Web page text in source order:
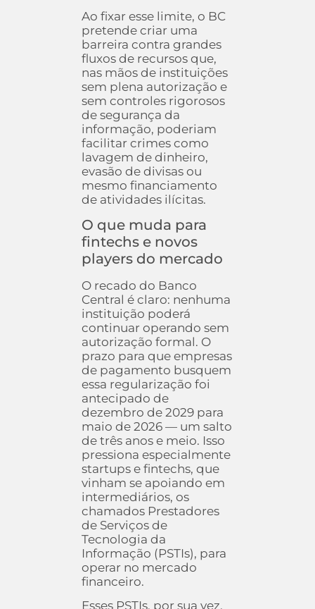
Ao fixar esse limite, o BC
pretende criar uma
barreira contra grandes
fluxos de recursos que,
nas mãos de instituições
sem plena autorização e
sem controles rigorosos
de segurança da
informação, poderiam
facilitar crimes como
lavagem de dinheiro,
evasão de divisas ou
mesmo financiamento
de atividades ilícitas.
O que muda para
fintechs e novos
players do mercado
O recado do Banco
Central é claro: nenhuma
instituição poderá
continuar operando sem
autorização formal. O
prazo para que empresas
de pagamento busquem
essa regularização foi
antecipado de
dezembro de 2029 para
maio de 2026 — um salto
de três anos e meio. Isso
pressiona especialmente
startups e fintechs, que
vinham se apoiando em
intermediários, os
chamados Prestadores
de Serviços de
Tecnologia da
Informação (PSTIs), para
operar no mercado
financeiro.
Esses PSTIs, por sua vez,